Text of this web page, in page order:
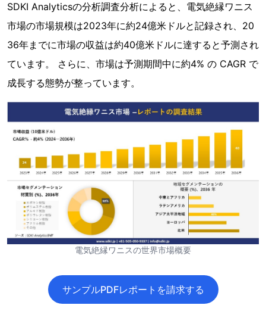
SDKI Analyticsの分析調査分析によると、電気絶縁ワニス
市場の市場規模は2023年に約24億米ドルと記録され、20
36年までに市場の収益は約40億米ドルに達すると予測され
ています。 さらに、市場は予測期間中に約4% の CAGR で
成長する態勢が整っています。
電気絶縁ワニスの世界市場概要
サンプルPDFレポートを請求する